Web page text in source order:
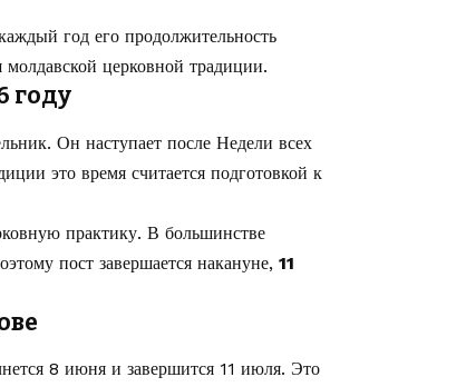
год его продолжительность
церковной традиции.
году
Он наступает после Недели всех
это время считается подготовкой к
практику. В большинстве
пост завершается накануне, 11
8 июня и завершится 11 июля. Это